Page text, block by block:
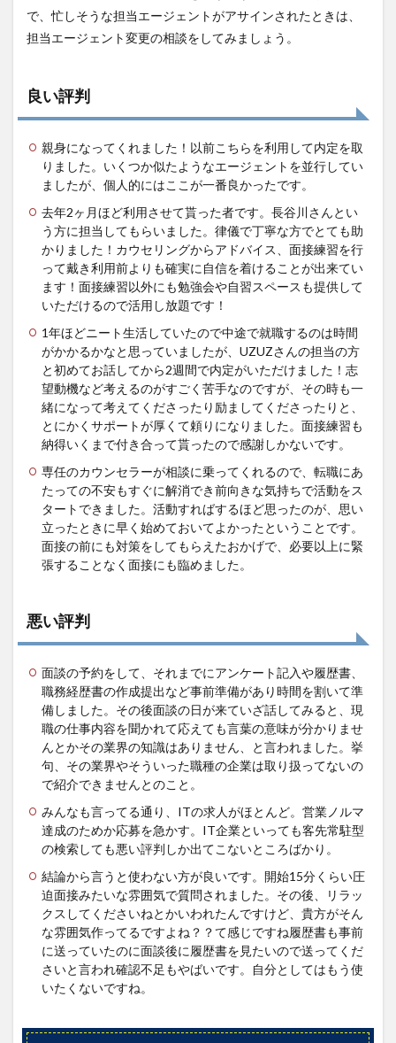
で、忙しそうな担当エージェントがアサインされたときは、
担当エージェント変更の相談をしてみましょう。
良い評判
親身になってくれました！以前こちらを利用して内定を取
りました。いくつか似たようなエージェントを並行してい
ましたが、個人的にはここが一番良かったです。
去年2ヶ月ほど利用させて貰った者です。長谷川さんとい
う方に担当してもらいました。律儀で丁寧な方でとても助
かりました！カウセリングからアドバイス、面接練習を行
って戴き利用前よりも確実に自信を着けることが出来てい
ます！面接練習以外にも勉強会や自習スペースも提供して
いただけるので活用し放題です！
1年ほどニート生活していたので中途で就職するのは時間
がかかるかなと思っていましたが、UZUZさんの担当の方
と初めてお話してから2週間で内定がいただけました！志
望動機など考えるのがすごく苦手なのですが、その時も一
緒になって考えてくださったり励ましてくださったりと、
とにかくサポートが厚くて頼りになりました。面接練習も
納得いくまで付き合って貰ったので感謝しかないです。
専任のカウンセラーが相談に乗ってくれるので、転職にあ
たっての不安もすぐに解消でき前向きな気持ちで活動をス
タートできました。活動すればするほど思ったのが、思い
立ったときに早く始めておいてよかったということです。
面接の前にも対策をしてもらえたおかげで、必要以上に緊
張することなく面接にも臨めました。
悪い評判
面談の予約をして、それまでにアンケート記入や履歴書、
職務経歴書の作成提出など事前準備があり時間を割いて準
備しました。その後面談の日が来ていざ話してみると、現
職の仕事内容を聞かれて応えても言葉の意味が分かりませ
んとかその業界の知識はありません、と言われました。挙
句、その業界やそういった職種の企業は取り扱ってないの
で紹介できませんとのこと。
みんなも言ってる通り、ITの求人がほとんど。営業ノルマ
達成のためか応募を急かす。IT企業といっても客先常駐型
の検索しても悪い評判しか出てこないところばかり。
結論から言うと使わない方が良いです。開始15分くらい圧
迫面接みたいな雰囲気で質問されました。その後、リラッ
クスしてくださいねとかいわれたんですけど、貴方がそん
な雰囲気作ってるですよね？？て感じですね履歴書も事前
に送っていたのに面談後に履歴書を見たいので送ってくだ
さいと言われ確認不足もやばいです。自分としてはもう使
いたくないですね。